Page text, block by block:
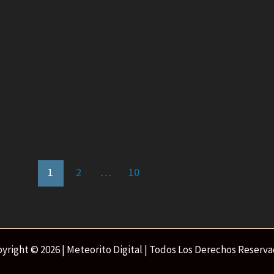
1 2 … 10
© 2026 | Meteorito Digital | Todos Los Derechos